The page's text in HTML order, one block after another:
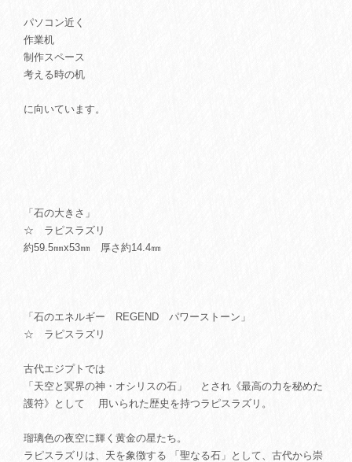
パソコン近く
作業机
制作スペース
考える時の机
に向いています。
「石の大きさ」
☆ ラピスラズリ
約59.5㎜x53㎜ 厚さ約14.4㎜
「石のエネルギー REGEND パワーストーン」
☆ ラピスラズリ
古代エジプトでは
「天空と冥界の神・オシリスの石」 とされ《最高の力を秘めた
護符》として 用いられた歴史を持つラピスラズリ。
瑠璃色の夜空に輝く黄金の星たち。
ラピスラズリは、天を象徴する 「聖なる石」として、古代から崇